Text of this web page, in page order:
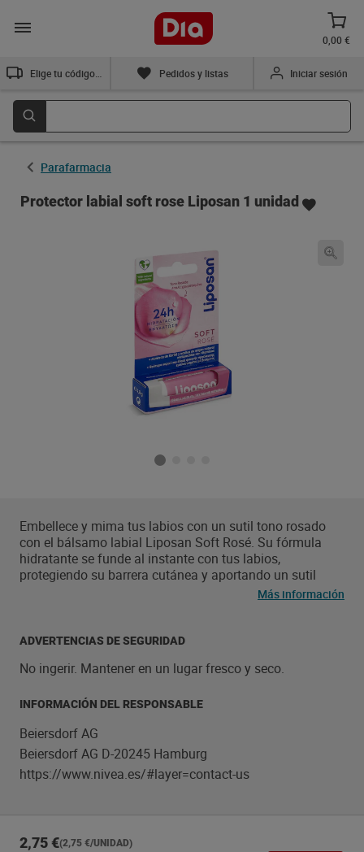
0,00 €
Pedidos y listas Iniciar sesión
Parafarmacia
Protector labial soft rose Liposan 1 unidad
Embellece y mima tus labios con un sutil tono rosado
con el bálsamo labial Liposan Soft Rosé. Su fórmula
hidratante se funde al instante con tus labios,
protegiendo su barrera cutánea y aportando un sutil
toque rosado que realza el color natural de tus labios.
Manteca de Karité y aceites de origen natural
suaves e hidratados durante 24 horas! Clínicamente
Más información
ADVERTENCIAS DE SEGURIDAD
No ingerir. Mantener en un lugar fresco y seco.
INFORMACIÓN DEL RESPONSABLE
Beiersdorf AG
Beiersdorf AG D-20245 Hamburg
https://www.nivea.es/#layer=contact-us
2,75 €(2,75 €/UNIDAD)